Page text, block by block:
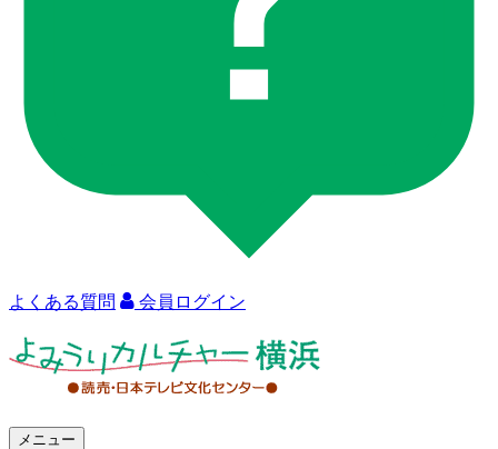
よくある質問 会員ログイン
メニュー